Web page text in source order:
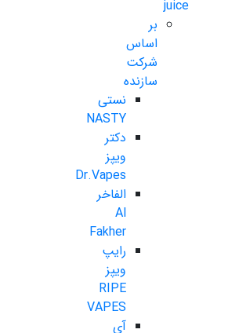
juice
بر
اساس
شرکت
سازنده
نستی
NASTY
دکتر
ویپز
Dr.Vapes
الفاخر
Al
Fakher
رایپ
ویپز
RIPE
VAPES
آی